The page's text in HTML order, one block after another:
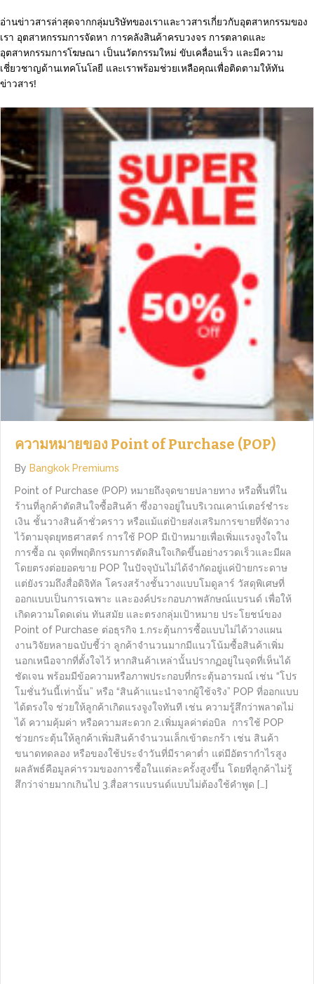
อ่านข่าวสารล่าสุดจากกลุ่มบริษัทของเราและาวสารเกี่ยวกับอุตสาหกรรมของ
เรา อุตสาหกรรมการจัดหา การคลังสินค้าครบวงจร การตลาดและ
อุตสาหกรรมการโฆษณา เป็นนวัตกรรมใหม่ ขับเคลื่อนเร็ว และมีความ
เชี่ยวชาญด้านเทคโนโลยี และเราพร้อมช่วยเหลือคุณเพื่อติดตามให้ทัน
ข่าวสาร!
ความหมายของ Point of Purchase (POP)
By Bangkok Premiums
Point of Purchase (POP) หมายถึงจุดขายปลายทาง หรือพื้นที่ใน
ร้านที่ลูกค้าตัดสินใจซื้อสินค้า ซึ่งอาจอยู่ในบริเวณเคาน์เตอร์ชำระ
เงิน ชั้นวางสินค้าชั่วคราว หรือแม้แต่ป้ายส่งเสริมการขายที่จัดวาง
ไว้ตามจุดยุทธศาสตร์ การใช้ POP มีเป้าหมายเพื่อเพิ่มแรงจูงใจใน
การซื้อ ณ จุดที่พฤติกรรมการตัดสินใจเกิดขึ้นอย่างรวดเร็วและมีผล
โดยตรงต่อยอดขาย POP ในปัจจุบันไม่ได้จำกัดอยู่แค่ป้ายกระดาษ
แต่ยังรวมถึงสื่อดิจิทัล โครงสร้างชั้นวางแบบโมดูลาร์ วัสดุพิเศษที่
ออกแบบเป็นการเฉพาะ และองค์ประกอบภาพลักษณ์แบรนด์ เพื่อให้
เกิดความโดดเด่น ทันสมัย และตรงกลุ่มเป้าหมาย ประโยชน์ของ
Point of Purchase ต่อธุรกิจ 1.กระตุ้นการซื้อแบบไม่ได้วางแผน
งานวิจัยหลายฉบับชี้ว่า ลูกค้าจำนวนมากมีแนวโน้มซื้อสินค้าเพิ่ม
นอกเหนือจากที่ตั้งใจไว้ หากสินค้าเหล่านั้นปรากฏอยู่ในจุดที่เห็นได้
ชัดเจน พร้อมมีข้อความหรือภาพประกอบที่กระตุ้นอารมณ์ เช่น “โปร
โมชั่นวันนี้เท่านั้น” หรือ “สินค้าแนะนำจากผู้ใช้จริง” POP ที่ออกแบบ
ได้ตรงใจ ช่วยให้ลูกค้าเกิดแรงจูงใจทันที เช่น ความรู้สึกว่าพลาดไม่
ได้ ความคุ้มค่า หรือความสะดวก 2.เพิ่มมูลค่าต่อบิล การใช้ POP
ช่วยกระตุ้นให้ลูกค้าเพิ่มสินค้าจำนวนเล็กเข้าตะกร้า เช่น สินค้า
ขนาดทดลอง หรือของใช้ประจำวันที่มีราคาต่ำ แต่มีอัตรากำไรสูง
ผลลัพธ์คือมูลค่ารวมของการซื้อในแต่ละครั้งสูงขึ้น โดยที่ลูกค้าไม่รู้
สึกว่าจ่ายมากเกินไป 3.สื่อสารแบรนด์แบบไม่ต้องใช้คำพูด […]